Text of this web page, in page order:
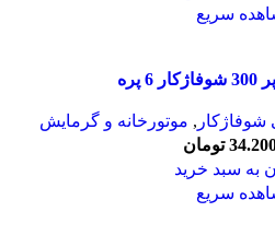
سریع
, موتورخانه و گرمایش
تومان
به سبد خرید
سریع